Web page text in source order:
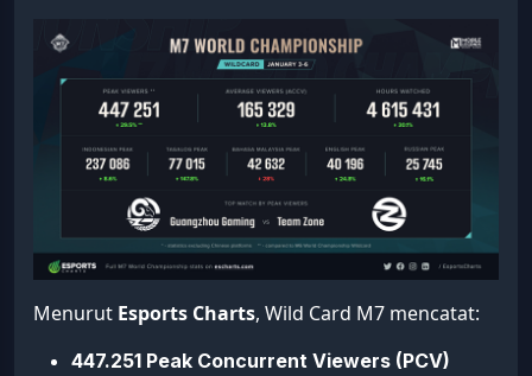
Menurut Esports Charts, Wild Card M7 mencatat:
447.251 Peak Concurrent Viewers (PCV)